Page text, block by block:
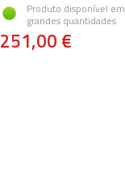
Produto disponível em
grandes quantidades
251,00 €